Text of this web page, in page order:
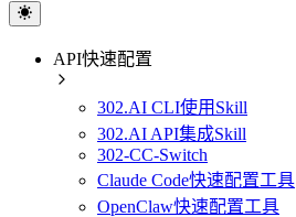
API快速配置
302.AI CLI使用Skill
302.AI API集成Skill
302-CC-Switch
Claude Code快速配置工具
OpenClaw快速配置工具